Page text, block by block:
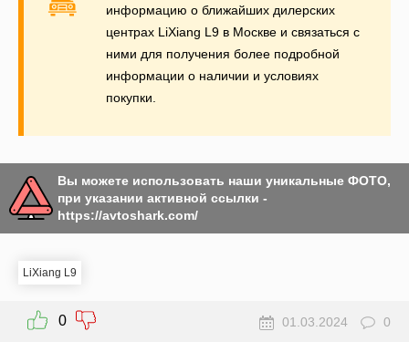
информацию о ближайших дилерских
центрах LiXiang L9 в Москве и связаться с
ними для получения более подробной
информации о наличии и условиях
покупки.
Вы можете использовать наши уникальные ФОТО,
при указании активной ссылки -
https://avtoshark.com/
LiXiang L9
0 01.03.2024 0